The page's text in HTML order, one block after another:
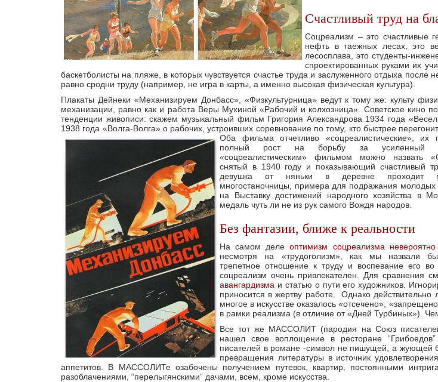
Счастливый труд на
Соцреализм – это счастливые
нефть в таежных лесах, это
лесосплава, это студенты-
спроектированных руками их
баскетболисты на пляже, в которых чувствуется счастье труда и заслуженного отдыха после
равно сродни труду (например, не игра в карты, а именно высокая физическая культура).
Плакаты Дейнеки «Механизируем Донбасс», «Физкультурница» ведут к тому же: культу
механизации, равно как и работа Веры Мухиной «Рабочий и колхозница». Советское кино
тенденции живописи: скажем музыкальный фильм Григория Александрова 1934 года
1938 года «Волга-Волга» о рабочих, устроивших соревнование по тому, кто быстрее
Оба фильма отчетливо «соцреалистические», их
полный рост на борьбу за усиленный
«соцреалистическим» фильмом можно назвать
снятый в 1940 году и показывающий счастливый
девушка от няньки в деревне проходит
многостаночницы, примера для подражания молодых
на Выставку достижений народного хозяйства в
медаль чуть ли не из рук самого Вождя народов.
Без фантазии, ближе к реальности
На самом делеоптимизм соцреализма невероятно
несмотря на «трудоголизм», как мы назвали
трепетное отношение к труду и воспевание его во
соцреализм очень привлекателен. Для сравнения
авангардизма и статью о пути его художников.
приносится в жертву работе. Однако
многое в искусстве оказалось «отсечено»,
в рамки реализма (в отличие от «Дней Турбиных»).
Все тот же МАССОЛИТ (пародия на Союз
нашел свое воплощение в ресторане
писателей в романе -символ не пишущей, а жующей
превращения литературы в источник
аппетитов. В МАССОЛИТе озабочены получением путевок, квартир, постоянными
разоблачениями, “перелыгянскими” дачами, всем, кроме искусства.